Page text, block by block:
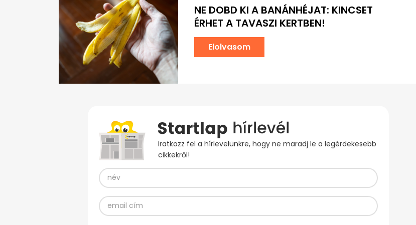
NE DOBD KI A BANÁNHÉJAT: KINCSET
ÉRHET A TAVASZI KERTBEN!
Elolvasom
Iratkozz fel a hírlevelünkre, hogy ne maradj le a legérdekesebb
cikkekről!